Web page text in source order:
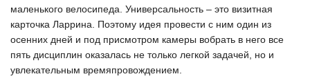
маленького велосипеда. Универсальность – это визитная
карточка Ларрина. Поэтому идея провести с ним один из
осенних дней и под присмотром камеры вобрать в него все
пять дисциплин оказалась не только легкой задачей, но и
увлекательным времяпровождением.